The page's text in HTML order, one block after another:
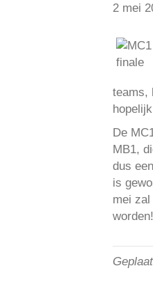
2 mei
teams,
De
MB1,
dus
is
mei zal
worden!